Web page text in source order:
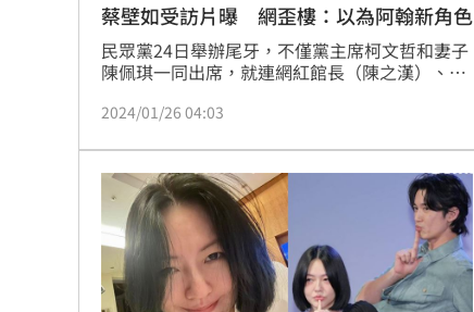
蔡壁如受訪片曝 網歪樓：以為阿翰新角色
民眾黨24日舉辦尾牙，不僅黨主席柯文哲和妻子
陳佩琪一同出席，就連網紅館長（陳之漢）、愛
卻疑似沒有被通知出席，被問到參加尾牙時有無
答，而該段新聞片段曝光後，有網友大歪樓，直
說蔡壁如的打扮激似網紅阿翰模仿的新角色，甚
至笑說「阿翰這支片又再超越自己」。宋亭誼報
導
2024/01/26 04:03